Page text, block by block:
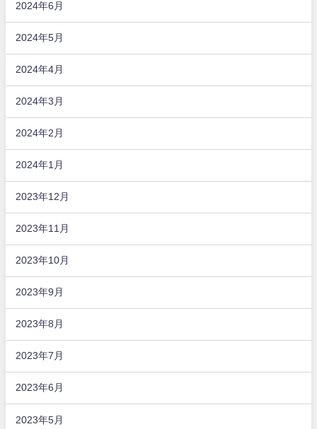
2024年6月
2024年5月
2024年4月
2024年3月
2024年2月
2024年1月
2023年12月
2023年11月
2023年10月
2023年9月
2023年8月
2023年7月
2023年6月
2023年5月